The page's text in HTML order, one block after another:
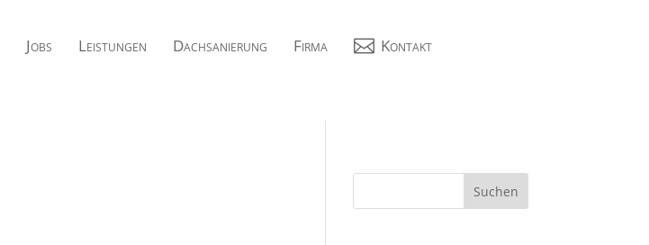
Jobs Leistungen Dachsanierung Firma  Kontakt